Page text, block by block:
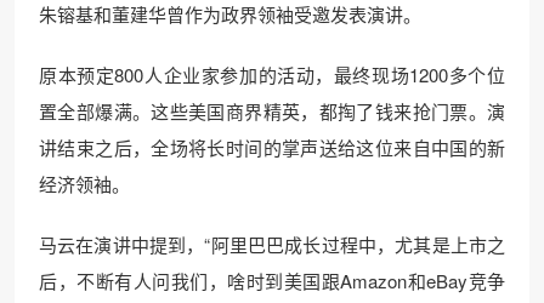
朱镕基和董建华曾作为政界领袖受邀发表演讲。
原本预定800人企业家参加的活动，最终现场1200多个位
置全部爆满。这些美国商界精英，都掏了钱来抢门票。演
讲结束之后，全场将长时间的掌声送给这位来自中国的新
经济领袖。
马云在演讲中提到，“阿里巴巴成长过程中，尤其是上市之
后，不断有人问我们，啥时到美国跟Amazon和eBay竞争